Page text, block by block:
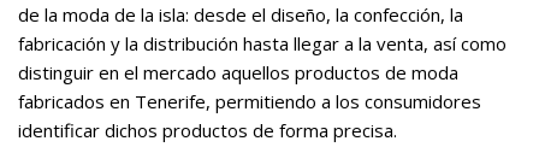
de la moda de la isla: desde el diseño, la confección, la
fabricación y la distribución hasta llegar a la venta, así como
distinguir en el mercado aquellos productos de moda
fabricados en Tenerife, permitiendo a los consumidores
identificar dichos productos de forma precisa.